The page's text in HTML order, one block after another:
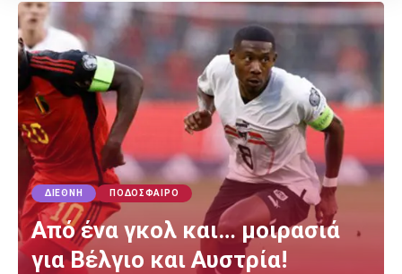
ΔΙΕΘΝΉ ΠΟΔΌΣΦΑΙΡΟ
Από ένα γκολ και… μοιρασιά
για Βέλγιο και Αυστρία!